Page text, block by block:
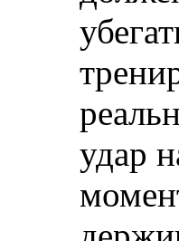
удар